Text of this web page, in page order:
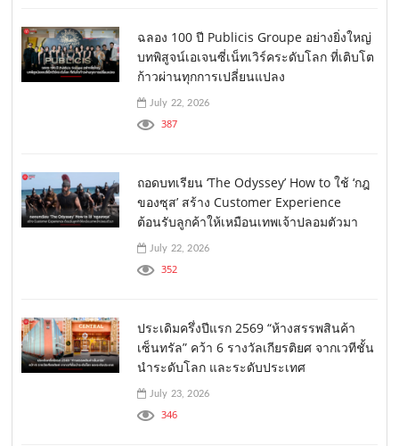
ฉลอง 100 ปี Publicis Groupe อย่างยิ่งใหญ่
บทพิสูจน์เอเจนซี่เน็ทเวิร์คระดับโลก ที่เติบโต
ก้าวผ่านทุกการเปลี่ยนแปลง
July 22, 2026
387
ถอดบทเรียน ‘The Odyssey’ How to ใช้ ‘กฎ
ของซุส’ สร้าง Customer Experience
ต้อนรับลูกค้าให้เหมือนเทพเจ้าปลอมตัวมา
July 22, 2026
352
ประเดิมครึ่งปีแรก 2569 “ห้างสรรพสินค้า
เซ็นทรัล” คว้า 6 รางวัลเกียรติยศ จากเวทีชั้น
นำระดับโลก และระดับประเทศ
July 23, 2026
346